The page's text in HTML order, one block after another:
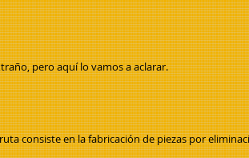
pero aquí lo vamos a aclarar.
consiste en la fabricación de piezas por